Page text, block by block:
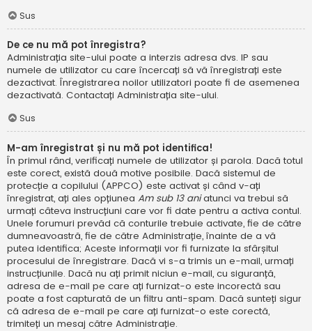
Sus
De ce nu mă pot înregistra?
Administrația site-ului poate a interzis adresa dvs. IP sau
numele de utilizator cu care încercați să vă înregistrați este
dezactivat. Înregistrarea noilor utilizatori poate fi de asemenea
dezactivată. Contactați Administrația site-ului.
Sus
M-am înregistrat și nu mă pot identifica!
În primul rând, verificați numele de utilizator și parola. Dacă totul
este corect, există două motive posibile. Dacă sistemul de
protecție a copilului (APPCO) este activat și când v-ați
înregistrat, ați ales opțiunea Am sub 13 aniatunci va trebui să
urmați câteva instrucțiuni care vor fi date pentru a activa contul.
Unele forumuri prevăd că conturile trebuie activate, fie de către
dumneavoastră, fie de către Administrație, înainte de a vă
putea identifica; Aceste informații vor fi furnizate la sfârșitul
procesului de înregistrare. Dacă vi s-a trimis un e-mail, urmați
instrucțiunile. Dacă nu ați primit niciun e-mail, cu siguranță,
adresa de e-mail pe care ați furnizat-o este incorectă sau
poate a fost capturată de un filtru anti-spam. Dacă sunteți sigur
că adresa de e-mail pe care ați furnizat-o este corectă,
trimiteți un mesaj către Administrație.